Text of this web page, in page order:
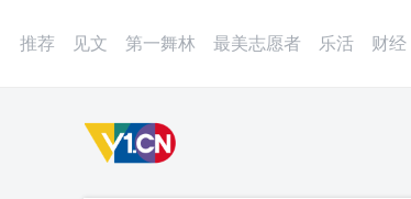
推荐 见文 第一舞林 最美志愿者 乐活 财经